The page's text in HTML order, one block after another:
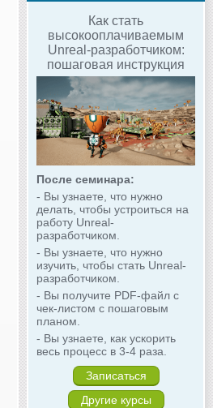
Как стать
высокооплачиваемым
Unreal-разработчиком:
пошаговая инструкция
После семинара:
- Вы узнаете, что нужно
делать, чтобы устроиться на
работу Unreal-
разработчиком.
- Вы узнаете, что нужно
изучить, чтобы стать Unreal-
разработчиком.
- Вы получите PDF-файл с
чек-листом с пошаговым
планом.
- Вы узнаете, как ускорить
весь процесс в 3-4 раза.
Записаться
Другие курсы